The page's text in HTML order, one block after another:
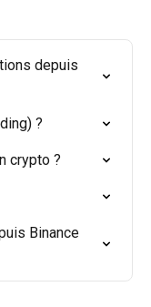
depuis
?
crypto ?
Binance